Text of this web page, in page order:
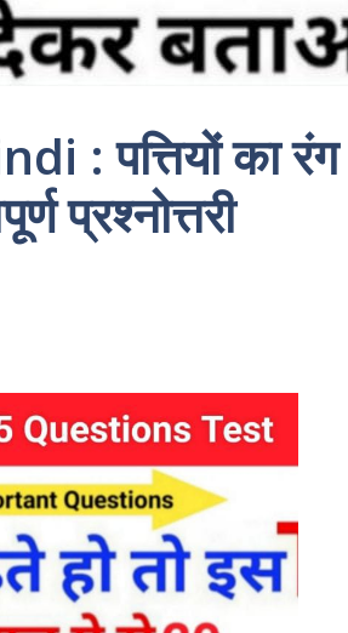
पत्तियों का रंग
प्रश्नोत्तरी